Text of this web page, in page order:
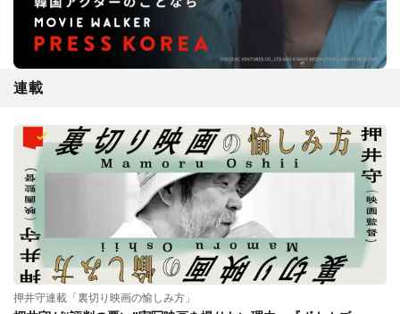
連載
押井守連載「裏切り映画の愉しみ方」